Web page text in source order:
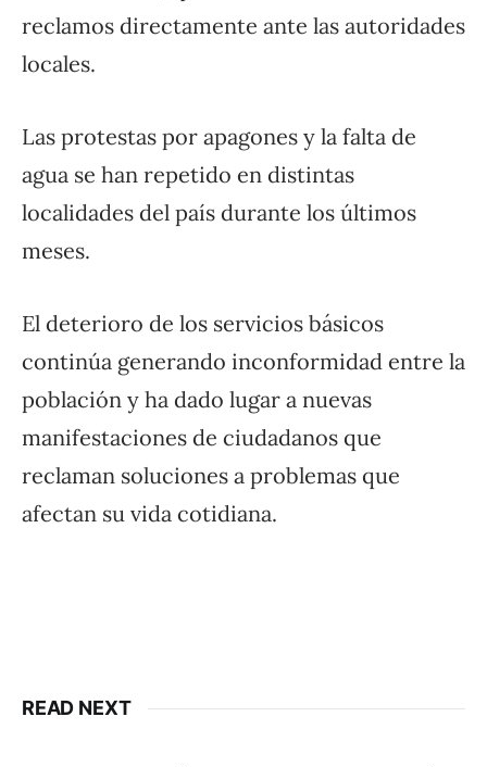
reclamos directamente ante las autoridades
locales.
Las protestas por apagones y la falta de
agua se han repetido en distintas
localidades del país durante los últimos
meses.
El deterioro de los servicios básicos
continúa generando inconformidad entre la
población y ha dado lugar a nuevas
manifestaciones de ciudadanos que
reclaman soluciones a problemas que
afectan su vida cotidiana.
READ NEXT